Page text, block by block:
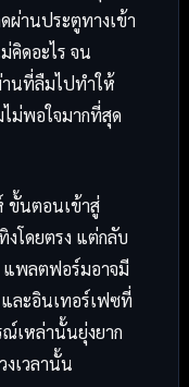
านประตูทางเข้า
คิดอะไร จน
นที่ลืมไปทำให้
ม่พอใจมากที่สุด
ขั้นตอนเข้าสู่
โดยตรง แต่กลับ
แพลตฟอร์มอาจมี
และอินเทอร์เฟซที่
ณ์เหล่านั้นยุ่งยาก
เวลานั้น